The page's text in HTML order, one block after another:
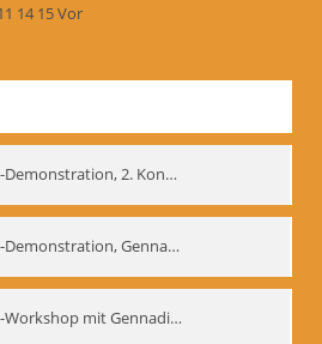
14 15Vor
Biomechanik-Demonstration, 2. Kongress der EMF, Mai 1995
Biomechanik-Demonstration, Gennadij Bogdanow im Berliner Ensemble, 04.10.1991
Biomechanik-Workshop mit Gennadij Nikolajewitsch Bogdanow im Mime Centrum Berlin, 1991